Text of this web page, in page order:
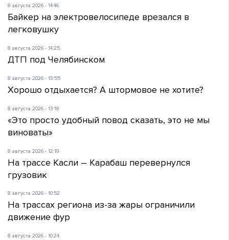
8 августа 2026 - 14:46
Байкер на электровелосипеде врезался в
легковушку
8 августа 2026 - 14:25
ДТП под Челябинском
8 августа 2026 - 13:55
Хорошо отдыхается? А штормовое не хотите?
8 августа 2026 - 13:18
«Это просто удобный повод сказать, это не мы
виноваты»
8 августа 2026 - 12:19
На трассе Касли – Карабаш перевернулся
грузовик
8 августа 2026 - 10:52
На трассах региона из-за жары ограничили
движение фур
8 августа 2026 - 10:24